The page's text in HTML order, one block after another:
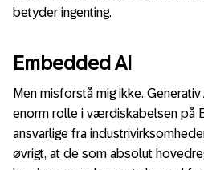
betyder ingenting.
Embedded AI
Men misforstå mig ikke.
enorm rolle i værdiskabelsen på
ansvarlige fra
øvrigt, at de som absolut